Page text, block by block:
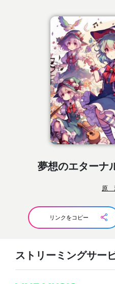
夢想のエター
原
リンクをコピー
ストリーミングサー